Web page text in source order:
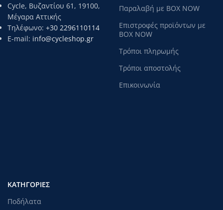
Cycle, Βυζαντίου 61, 19100,
Μέγαρα Αττικής
Τηλέφωνο: +30 2296110114
E-mail: info@cycleshop.gr
Παραλαβή με BOX NOW
Επιστροφές προϊόντων με
BOX NOW
Τρόποι πληρωμής
Τρόποι αποστολής
Επικοινωνία
ΚΑΤΗΓΟΡΊΕΣ
Ποδήλατα